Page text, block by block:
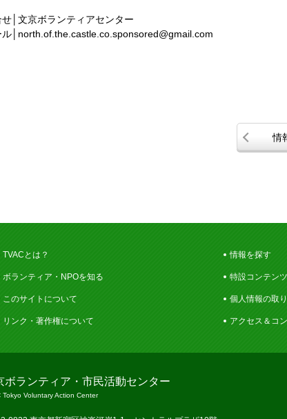
せ│文京ボランティアセンター
ル│north.of.the.castle.co.sponsored@gmail.com
情
TVACとは？ 情報を探す
ボランティア・NPOを知る 特設コンテンツ
このサイトについて 個人情報の取
リンク・著作権について アクセス＆コ
ボランティア・市民活動センター
Tokyo Voluntary Action Center